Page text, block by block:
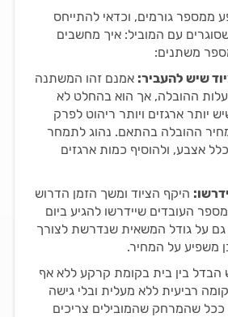
ממספר גורמים, וכדאי להתייחס
עם המוביל: איך מחשבים
משתנים:
שיש להעביר: אמנם זהו המשתנה
ההובלה, אך הוא בהחלט לא
יותר ארגזים ויותר ריהוט לפרק
ההובלה בהתאם. נהוג לתמחר
אצבע, ולהוסיף כמות ארגזים
היקף הציוד ומשך הזמן הדרוש
העובדים שיידרשו להגיע ביום
על גודל המשאית שנדרשת לצורך
משפיע על המחיר.
הבדל בין בית בקומת קרקע ללא אף
רביעית ללא מעלית ובלי גישה
שהמרחק שהמובילים צריכים